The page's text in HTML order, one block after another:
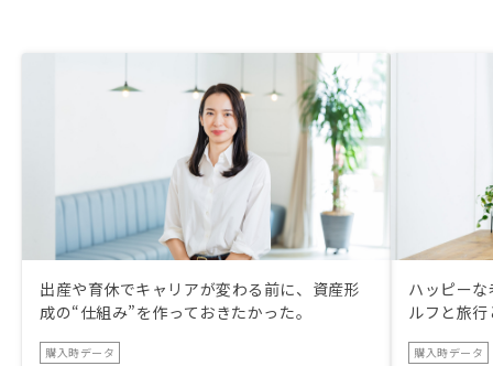
出産や育休でキャリアが変わる前に、資産形
成の“仕組み”を作っておきたかった。
購入時データ
ハッピー
ルフと旅
購入時データ